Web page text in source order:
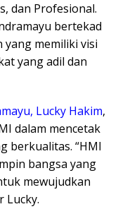
dan Profesional.
bertekad
yang memiliki visi
yang adil dan
Lucky Hakim,
dalam mencetak
berkualitas. “HMI
bangsa yang
mewujudkan
Lucky.